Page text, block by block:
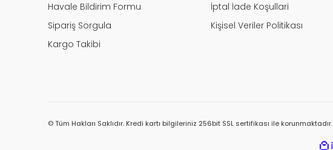
Havale Bildirim Formu
Sipariş Sorgula
Kargo Takibi
İptal İade Koşullari
Kişisel Veriler Politikası
© Tüm Hakları Saklıdır. Kredi kartı bilgileriniz 256bit SSL sertifikası ile korunmaktadır.